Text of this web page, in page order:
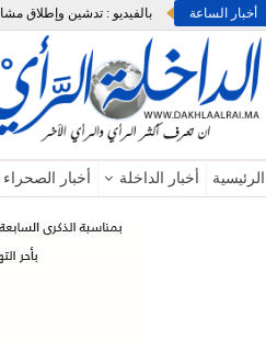
أخبار الساعة
الرئيسية أخبار الداخلة أخبار الصحراء